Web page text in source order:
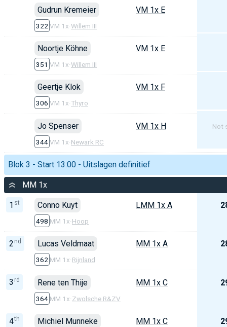
Gudrun Kremeier
322 VM 1x·Willem III
VM 1x E
Noortje Köhne
351 VM 1x·Willem III
VM 1x E
Geertje Klok
306 VM 1x·Thyro
VM 1x F
Jo Spenser
344VM 1x·Newark RC
VM 1x H Not
Blok 3 - Start 13:00 - Uitslagen definitief
MM 1x
1 st Conno Kuyt
498 MM 1x·Hoop
LMM 1x A
2 nd Lucas Veldmaat
362 MM 1x·Rijnland
MM 1x A
3 rd Rene ten Thije
364 MM 1x·Zwolsche R&ZV
MM 1x C
4th Michiel Munneke MM 1x C